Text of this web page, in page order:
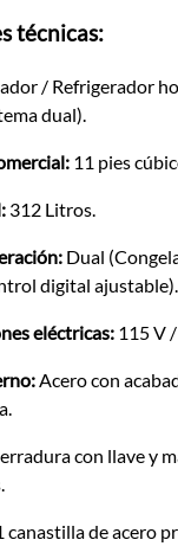
técnicas:
/ Refrigerador
dual).
11 pies
312 Litros.
Dual
digital ajustable).
eléctricas: 115 V /
Acero con
con llave y
canastilla de acero